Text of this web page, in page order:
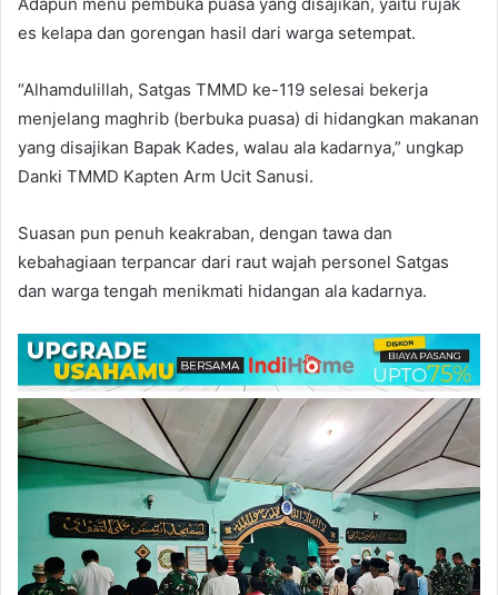
Adapun menu pembuka puasa yang disajikan, yaitu rujak
es kelapa dan gorengan hasil dari warga setempat.
“Alhamdulillah, Satgas TMMD ke-119 selesai bekerja
menjelang maghrib (berbuka puasa) di hidangkan makanan
yang disajikan Bapak Kades, walau ala kadarnya,” ungkap
Danki TMMD Kapten Arm Ucit Sanusi.
Suasan pun penuh keakraban, dengan tawa dan
kebahagiaan terpancar dari raut wajah personel Satgas
dan warga tengah menikmati hidangan ala kadarnya.